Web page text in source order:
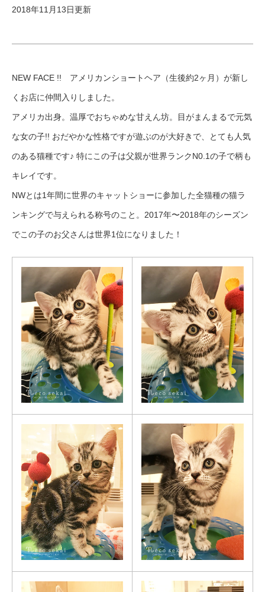
2018年11月13日更新
NEW FACE !! アメリカンショートヘア（生後約2ヶ月）が新し
くお店に仲間入りしました。
アメリカ出身。温厚でおちゃめな甘えん坊。目がまんまるで元気
な女の子!! おだやかな性格ですが遊ぶのが大好きで、とても人気
のある猫種です♪ 特にこの子は父親が世界ランクN0.1の子で柄も
キレイです。
NWとは1年間に世界のキャットショーに参加した全猫種の猫ラ
ンキングで与えられる称号のこと。2017年〜2018年のシーズン
でこの子のお父さんは世界1位になりました！